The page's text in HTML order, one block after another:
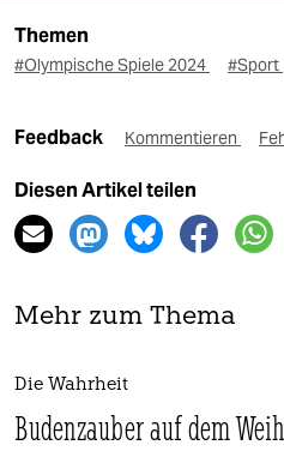
Themen
#Olympische Spiele 2024 #Sport
Feedback Kommentieren
Diesen Artikel teilen
Mehr zum Thema
Die Wahrheit
Budenzauber auf dem